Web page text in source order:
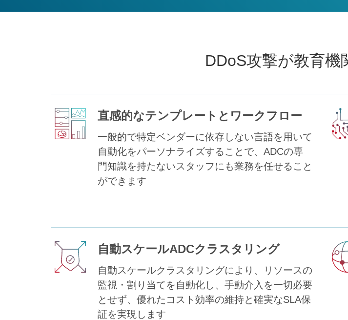
DDoS攻撃が教育機
直感的なテンプレートとワークフロー
一般的で特定ベンダーに依存しない言語を用いて
自動化をパーソナライズすることで、ADCの専
門知識を持たないスタッフにも業務を任せること
ができます
自動スケールADCクラスタリング
自動スケールクラスタリングにより、リソースの
監視・割り当てを自動化し、手動介入を一切必要
とせず、優れたコスト効率の維持と確実なSLA保
証を実現します